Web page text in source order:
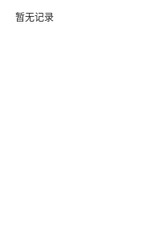
暂无记录